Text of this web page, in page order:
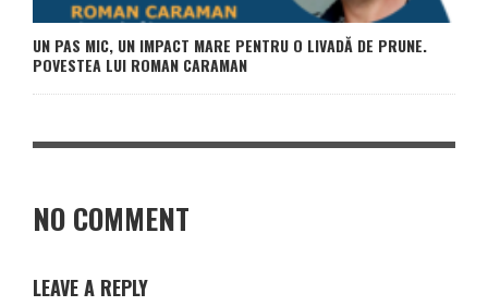
UN PAS MIC, UN IMPACT MARE PENTRU O LIVADĂ DE PRUNE.
POVESTEA LUI ROMAN CARAMAN
NO COMMENT
LEAVE A REPLY